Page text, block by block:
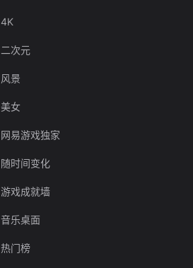
4K
二次元
风景
美女
网易游戏独家
随时间变化
游戏成就墙
音乐桌面
热门榜